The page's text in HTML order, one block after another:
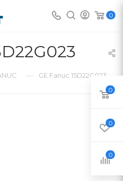
0
— GE Fanuc 15D22G023
0
0
0